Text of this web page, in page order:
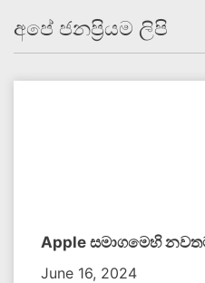
අපේ ජනප්‍රියම ලිපි
Apple සමාගමෙහි
June 16, 2024